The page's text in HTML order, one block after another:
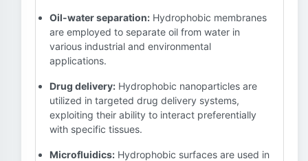
Oil-water separation: Hydrophobic membranes
are employed to separate oil from water in
various industrial and environmental
applications.
Drug delivery: Hydrophobic nanoparticles are
utilized in targeted drug delivery systems,
exploiting their ability to interact preferentially
with specific tissues.
Microfluidics: Hydrophobic surfaces are used in